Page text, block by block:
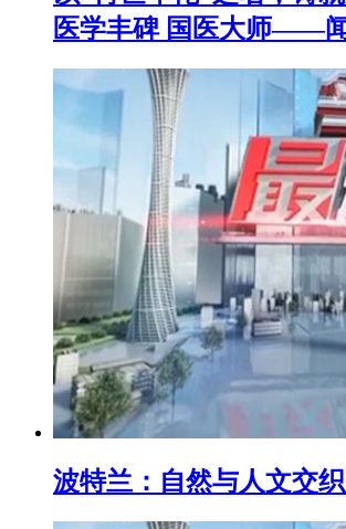
医学丰碑 国医大师——
波特兰：自然与人文交